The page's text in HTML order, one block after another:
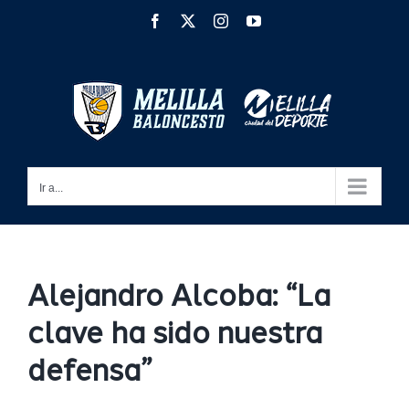
Facebook InstagramYouTube
Ir a...
Alejandro Alcoba: “La
clave ha sido nuestra
defensa”